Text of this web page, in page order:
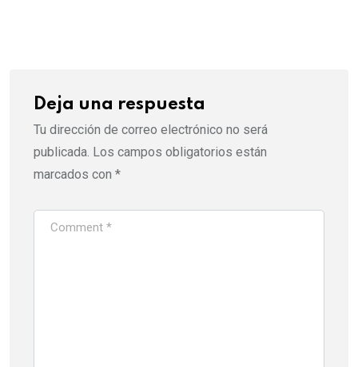
Deja una respuesta
Tu dirección de correo electrónico no será
publicada. Los campos obligatorios están
marcados con *